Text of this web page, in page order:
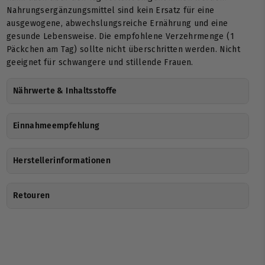
Nahrungsergänzungsmittel sind kein Ersatz für eine
ausgewogene, abwechslungsreiche Ernährung und eine
gesunde Lebensweise. Die empfohlene Verzehrmenge (1
Päckchen am Tag) sollte nicht überschritten werden. Nicht
geeignet für schwangere und stillende Frauen.
Nährwerte & Inhaltsstoffe
Einnahmeempfehlung
Herstellerinformationen
Retouren